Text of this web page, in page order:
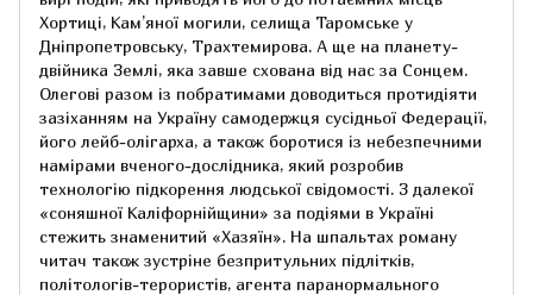
Хортиці, Кам’яної могили, селища Таромське у
Дніпропетровську, Трахтемирова. А ще на планету-
двійника Землі, яка завше схована від нас за Сонцем.
Олегові разом із побратимами доводиться протидіяти
зазіханням на Україну самодержця сусідньої Федерації,
його лейб-олігарха, а також боротися із небезпечними
намірами вченого-дослідника, який розробив
технологію підкорення людської свідомості. З далекої
«соняшної Каліфорнійщини» за подіями в Україні
стежить знаменитий «Хазяїн». На шпальтах роману
читач також зустріне безпритульних підлітків,
політологів-терористів, агента паранормального